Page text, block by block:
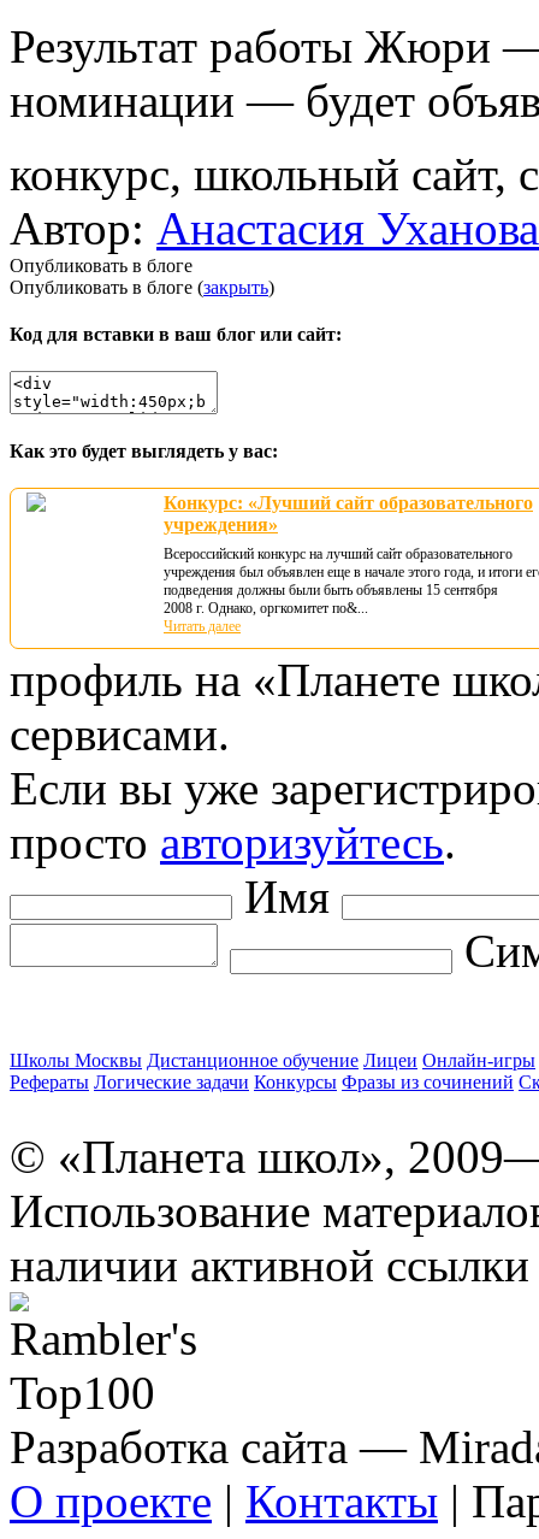
Результат работы Жюри
номинации — будет
конкурс, школьный сайт,
Автор: Анастасия Уханова
Опубликовать в блоге
Опубликовать в блоге (закрыть)
Код для вставки в ваш блог или сайт:
Как это будет выглядеть у вас:
Конкурс: «Лучший сайт образовательного
учреждения»
Всероссийский конкурс на лучший сайт образовательного
учреждения был объявлен еще в начале этого года, и итоги
подведения должны были быть объявлены 15 сентября
2008 г. Однако, оргкомитет по&...
Читать далее
профиль на «Планете
сервисами.
Если вы уже
просто авторизуйтесь.
Имя
Школы Москвы Дистанционное обучение Лицеи Онлайн-игры
Рефераты Логические задачи Конкурсы Фразы из сочинений
© «Планета школ»,
Использование
наличии активной
Разработка сайта —
О проекте | Контакты |